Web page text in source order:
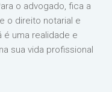
o advogado, fica a
o direito notarial e
é uma realidade e
sua vida profissional